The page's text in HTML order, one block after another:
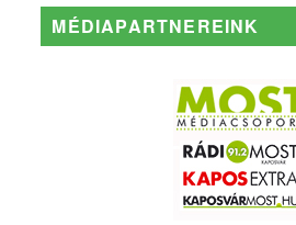
MÉDIAPARTNEREINK